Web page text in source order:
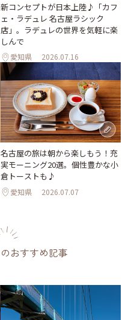
新コンセプトが日本上陸♪「カフ
ェ・ラデュレ 名古屋ラシック
店」。ラデュレの世界を気軽に楽
しんで
愛知県 2026.07.16
名古屋の旅は朝から楽しもう！充
実モーニング20選。個性豊かな小
倉トーストも♪
愛知県 2026.07.07
のおすすめ記事